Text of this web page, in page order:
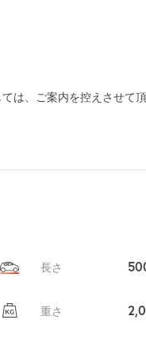
は、ご案内を控えさせて
長さ
重さ